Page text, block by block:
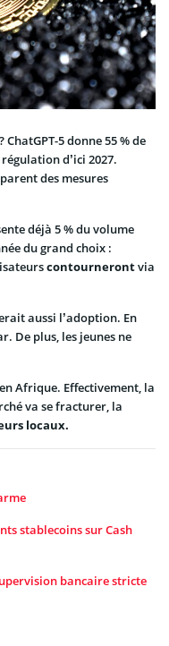
? ChatGPT-5 donne 55 % de
d’ici 2027.
des mesures
déjà 5 % du volume
du grand choix :
contournerontvia
aussi l’adoption. En
De plus, les jeunes ne
Afrique. Effectivement, la
va se fracturer, la
locaux.
stablecoins sur Cash
bancaire stricte